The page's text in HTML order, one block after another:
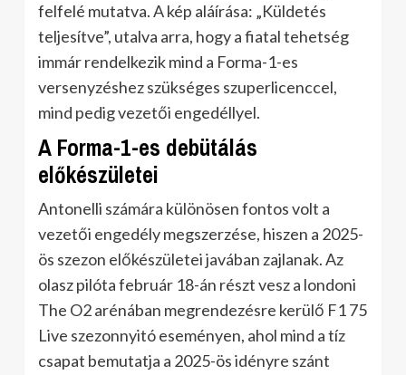
felfelé mutatva. A kép aláírása: „Küldetés
teljesítve”, utalva arra, hogy a fiatal tehetség
immár rendelkezik mind a Forma-1-es
versenyzéshez szükséges szuperlicenccel,
mind pedig vezetői engedéllyel.
A Forma-1-es debütálás
előkészületei
Antonelli számára különösen fontos volt a
vezetői engedély megszerzése, hiszen a 2025-
ös szezon előkészületei javában zajlanak. Az
olasz pilóta február 18-án részt vesz a londoni
The O2 arénában megrendezésre kerülő F1 75
Live szezonnyitó eseményen, ahol mind a tíz
csapat bemutatja a 2025-ös idényre szánt